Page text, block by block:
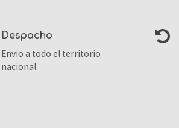
despacho
Envio a todo el territorio
nacional.